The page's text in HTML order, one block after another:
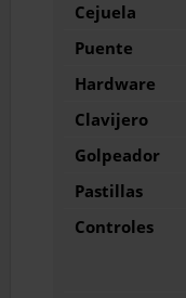
Cejuela
Puente
Hardware
Clavijero
Golpeador
Pastillas
Controles